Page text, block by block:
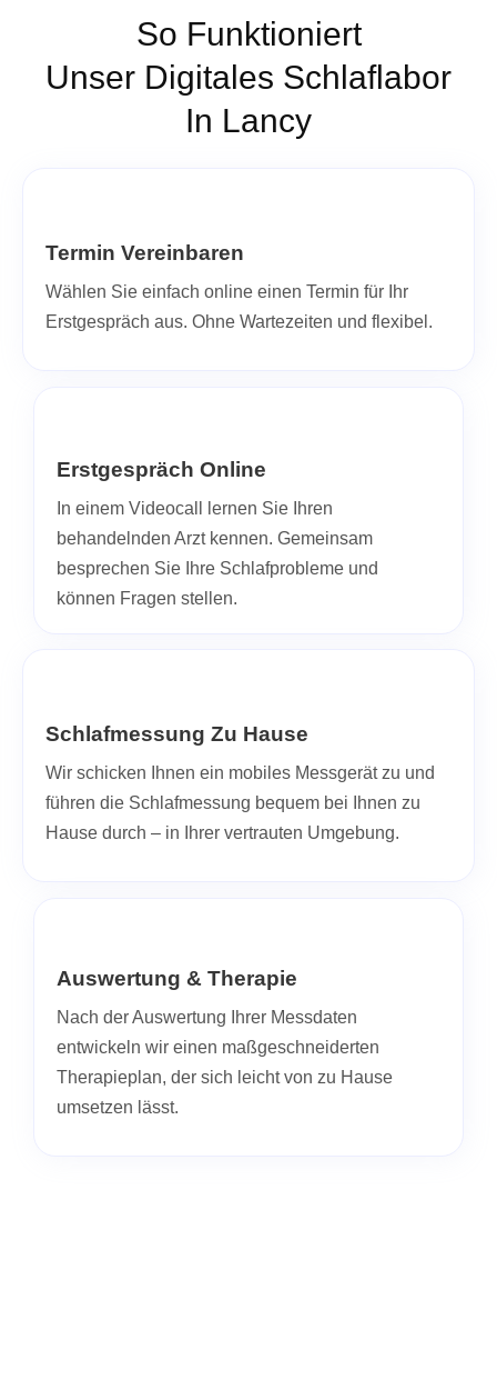
So Funktioniert
Unser Digitales Schlaflabor
In Lancy
Termin Vereinbaren
Wählen Sie einfach online einen Termin für Ihr
Erstgespräch aus. Ohne Wartezeiten und flexibel.
Erstgespräch Online
In einem Videocall lernen Sie Ihren
behandelnden Arzt kennen. Gemeinsam
besprechen Sie Ihre Schlafprobleme und
können Fragen stellen.
Schlafmessung Zu Hause
Wir schicken Ihnen ein mobiles Messgerät zu und
führen die Schlafmessung bequem bei Ihnen zu
Hause durch – in Ihrer vertrauten Umgebung.
Auswertung & Therapie
Nach der Auswertung Ihrer Messdaten
entwickeln wir einen maßgeschneiderten
Therapieplan, der sich leicht von zu Hause
umsetzen lässt.